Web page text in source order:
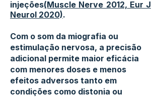
injeções(Muscle Nerve 2012, Eur J
Neurol 2020).
Com o som da miografia ou
estimulação nervosa, a precisão
adicional permite maior eficácia
com menores doses e menos
efeitos adversos tanto em
condições como distonia ou